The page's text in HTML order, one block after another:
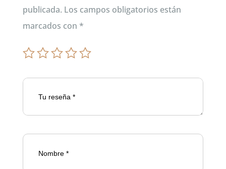
publicada. Los campos obligatorios están
marcados con *